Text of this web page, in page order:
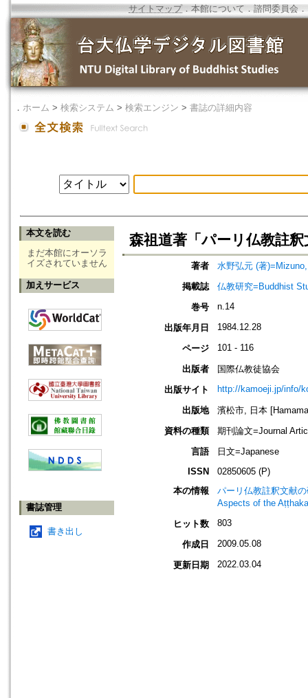
サイトマップ．本館について ． 諮問委員会 ．
． ホーム > 検索システム > 検索エンジン > 書誌の詳細内容
本文を読む
まだ本館にオーソラ
イズされていません
加えサービス
書誌管理
書き出し
森祖道著「パーリ仏教註
著者
水野弘元 (著
掲載誌
仏教研究=Buddhist
巻号
n.14
出版年月日 1984.12.28
ページ 101 - 116
出版者
国際仏教徒協会
出版サイト
http://kamoeji.jp/info/
出版地
濱松市, 日本
資料の種類
期刊論文=Journal
言語
日文=Japanese
ISSN
02850605 (P)
本の情報
パーリ仏教註釈文献
Aspects of the
ヒット数
803
作成日 2009.05.08
更新日期 2022.03.04